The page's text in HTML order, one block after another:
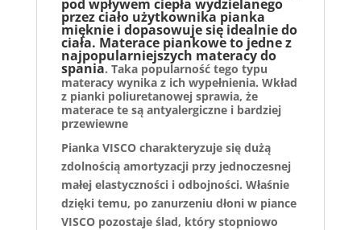
pod wpływem ciepła wydzielanego
przez ciało użytkownika pianka
mięknie i dopasowuje się idealnie do
ciała. Materace piankowe to jedne z
najpopularniejszych materacy do
spania. Taka popularność tego typu
materacy wynika z ich wypełnienia. Wkład
z pianki poliuretanowej sprawia, że
materace te są antyalergiczne i bardziej
przewiewne
Pianka VISCO charakteryzuje się dużą
zdolnością amortyzacji przy jednoczesnej
małej elastyczności i odbojności. Właśnie
dzięki temu, po zanurzeniu dłoni w piance
VISCO pozostaje ślad, który stopniowo